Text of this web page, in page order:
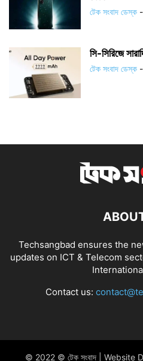
টেক সংবাদ ডেস্ক -
সি-সিরিজে
টেক সংবাদ ডেস্ক -
Techsangbad ensures the
updates on ICT & Telecom
Contact us:
© 2022 © টেক সংবাদ | Website